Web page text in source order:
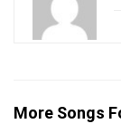
More Songs